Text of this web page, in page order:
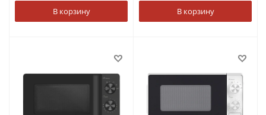
В корзину В корзину